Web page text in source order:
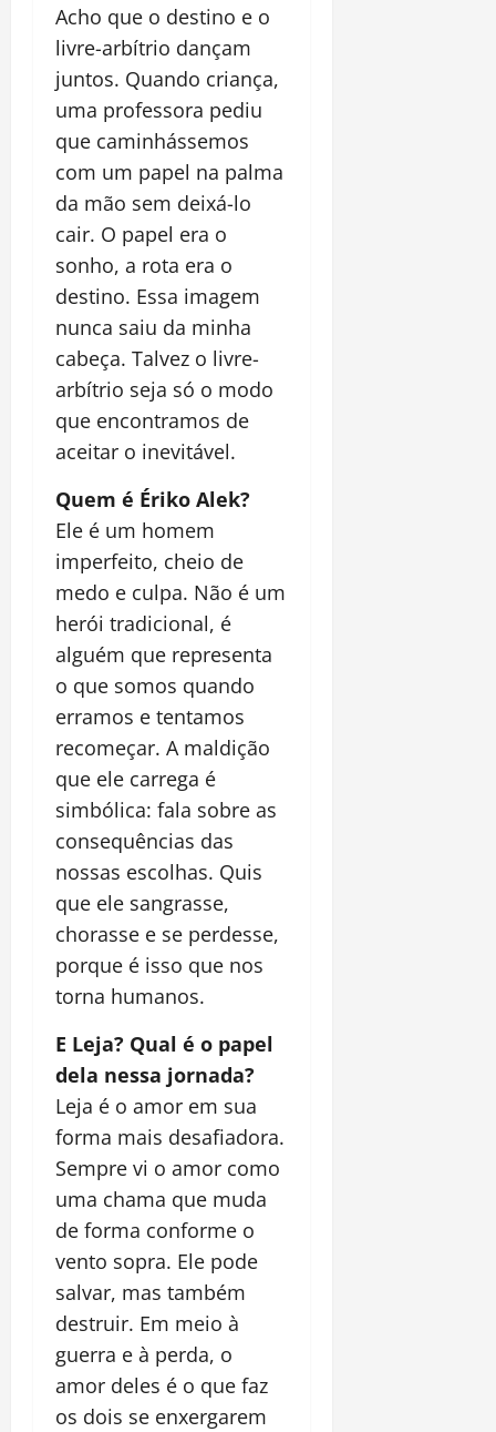
Acho que o destino e o
livre-arbítrio dançam
juntos. Quando criança,
uma professora pediu
que caminhássemos
com um papel na palma
da mão sem deixá-lo
cair. O papel era o
sonho, a rota era o
destino. Essa imagem
nunca saiu da minha
cabeça. Talvez o livre-
arbítrio seja só o modo
que encontramos de
aceitar o inevitável.
Quem é Ériko Alek?
Ele é um homem
imperfeito, cheio de
medo e culpa. Não é um
herói tradicional, é
alguém que representa
o que somos quando
erramos e tentamos
recomeçar. A maldição
que ele carrega é
simbólica: fala sobre as
consequências das
nossas escolhas. Quis
que ele sangrasse,
chorasse e se perdesse,
porque é isso que nos
torna humanos.
E Leja? Qual é o papel
dela nessa jornada?
Leja é o amor em sua
forma mais desafiadora.
Sempre vi o amor como
uma chama que muda
de forma conforme o
vento sopra. Ele pode
salvar, mas também
destruir. Em meio à
guerra e à perda, o
amor deles é o que faz
os dois se enxergarem